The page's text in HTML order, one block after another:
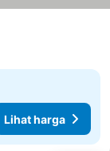
Lihat harga